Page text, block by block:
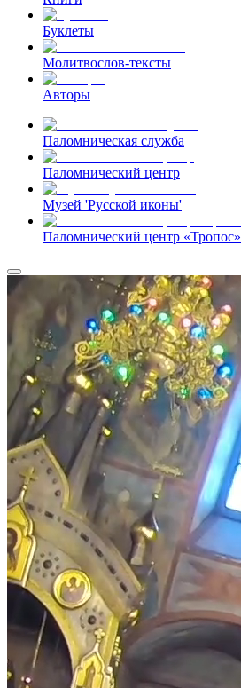
Буклеты
Молитвослов-тексты
Авторы
Паломническая служба
Паломнический центр
Музей 'Русской иконы'
Паломнический центр «Тропос»